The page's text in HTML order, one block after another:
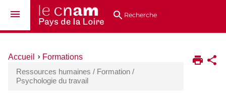
au
directsRecherche
Vous
ici :
Accueil
Formations
Ressources humaines / Formation /
Psychologie du travail